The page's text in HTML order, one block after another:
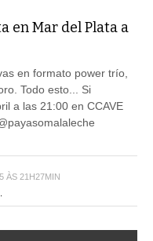
en Mar del Plata a
en formato power trío,
Todo esto... Si
a las 21:00 en CCAVE
ÀS 21H27MIN